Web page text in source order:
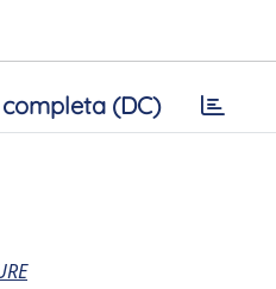
(DC)